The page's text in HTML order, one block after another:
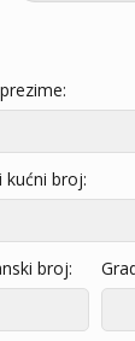
kućni broj:
broj: